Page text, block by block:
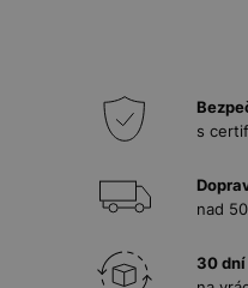
s
nad
30 dní